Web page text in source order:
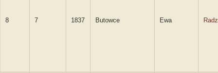
8 7 1837 Butowce Ewa